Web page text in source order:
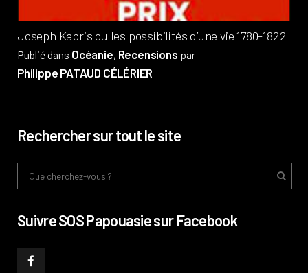
Joseph Kabris ou les possibilités d’une vie 1780-1822
Publié dans Océanie, Recensions par
Philippe PATAUD CÉLÉRIER
Rechercher sur tout le site
Suivre SOS Papouasie sur Facebook